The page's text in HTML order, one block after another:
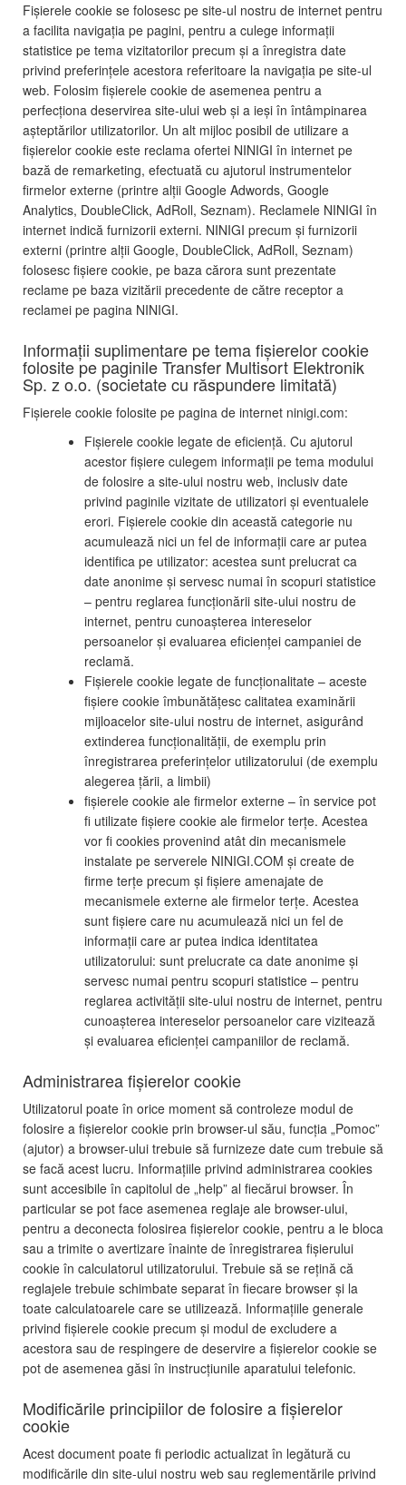
Fișierele cookie se folosesc pe site-ul nostru de internet pentru
a facilita navigația pe pagini, pentru a culege informații
statistice pe tema vizitatorilor precum și a înregistra date
privind preferințele acestora referitoare la navigația pe site-ul
web. Folosim fișierele cookie de asemenea pentru a
perfecționa deservirea site-ului web și a ieși în întâmpinarea
așteptărilor utilizatorilor. Un alt mijloc posibil de utilizare a
fișierelor cookie este reclama ofertei NINIGI în internet pe
bază de remarketing, efectuată cu ajutorul instrumentelor
firmelor externe (printre alții Google Adwords, Google
Analytics, DoubleClick, AdRoll, Seznam). Reclamele NINIGI în
internet indică furnizorii externi. NINIGI precum și furnizorii
externi (printre alții Google, DoubleClick, AdRoll, Seznam)
folosesc fișiere cookie, pe baza cărora sunt prezentate
reclame pe baza vizitării precedente de către receptor a
reclamei pe pagina NINIGI.
Informații suplimentare pe tema fișierelor cookie
folosite pe paginile Transfer Multisort Elektronik
Sp. z o.o. (societate cu răspundere limitată)
Fișierele cookie folosite pe pagina de internet ninigi.com:
Fișierele cookie legate de eficiență. Cu ajutorul
acestor fișiere culegem informații pe tema modului
de folosire a site-ului nostru web, inclusiv date
privind paginile vizitate de utilizatori și eventualele
erori. Fișierele cookie din această categorie nu
acumulează nici un fel de informații care ar putea
identifica pe utilizator: acestea sunt prelucrat ca
date anonime și servesc numai în scopuri statistice
– pentru reglarea funcționării site-ului nostru de
internet, pentru cunoașterea intereselor
persoanelor și evaluarea eficienței campaniei de
reclamă.
Fișierele cookie legate de funcționalitate – aceste
fișiere cookie îmbunătățesc calitatea examinării
mijloacelor site-ului nostru de internet, asigurând
extinderea funcționalității, de exemplu prin
înregistrarea preferințelor utilizatorului (de exemplu
alegerea țării, a limbii)
fișierele cookie ale firmelor externe – în service pot
fi utilizate fișiere cookie ale firmelor terțe. Acestea
vor fi cookies provenind atât din mecanismele
instalate pe serverele NINIGI.COM și create de
firme terțe precum și fișiere amenajate de
mecanismele externe ale firmelor terțe. Acestea
sunt fișiere care nu acumulează nici un fel de
informații care ar putea indica identitatea
utilizatorului: sunt prelucrate ca date anonime și
servesc numai pentru scopuri statistice – pentru
reglarea activității site-ului nostru de internet, pentru
cunoașterea intereselor persoanelor care vizitează
și evaluarea eficienței campaniilor de reclamă.
Administrarea fișierelor cookie
Utilizatorul poate în orice moment să controleze modul de
folosire a fișierelor cookie prin browser-ul său, funcția „Pomoc”
(ajutor) a browser-ului trebuie să furnizeze date cum trebuie să
se facă acest lucru. Informațiile privind administrarea cookies
sunt accesibile în capitolul de „help” al fiecărui browser. În
particular se pot face asemenea reglaje ale browser-ului,
pentru a deconecta folosirea fișierelor cookie, pentru a le bloca
sau a trimite o avertizare înainte de înregistrarea fișierului
cookie în calculatorul utilizatorului. Trebuie să se rețină că
reglajele trebuie schimbate separat în fiecare browser și la
toate calculatoarele care se utilizează. Informațiile generale
privind fișierele cookie precum și modul de excludere a
acestora sau de respingere de deservire a fișierelor cookie se
pot de asemenea găsi în instrucțiunile aparatului telefonic.
Modificările principiilor de folosire a fișierelor
cookie
Acest document poate fi periodic actualizat în legătură cu
modificările din site-ului nostru web sau reglementările privind